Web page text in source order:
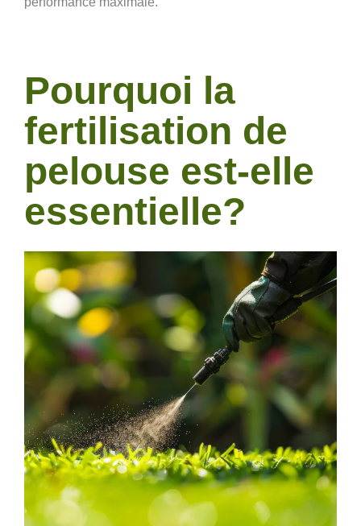
Pourquoi la
fertilisation de
pelouse est-elle
essentielle?